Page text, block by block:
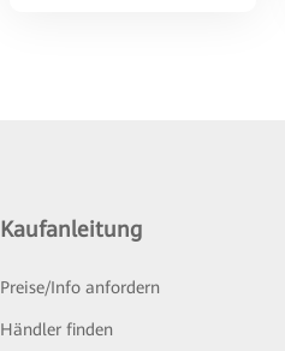
Kaufanleitung
Preise/Info anfordern
Händler finden